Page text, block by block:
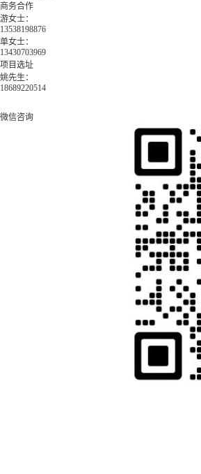
商务合作
游女士：
13538198876
单女士：
13430703969
项目选址
姚先生：
18689220514
微信咨询